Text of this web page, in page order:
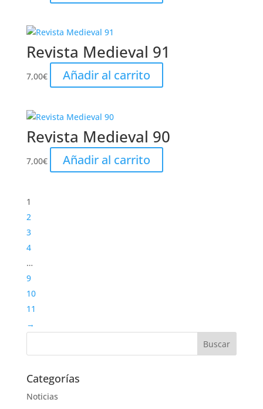
Revista Medieval 91
7,00€ Añadir al carrito
Revista Medieval 90
7,00€ Añadir al carrito
1
2
3
4
…
9
10
11
→
Categorías
Noticias